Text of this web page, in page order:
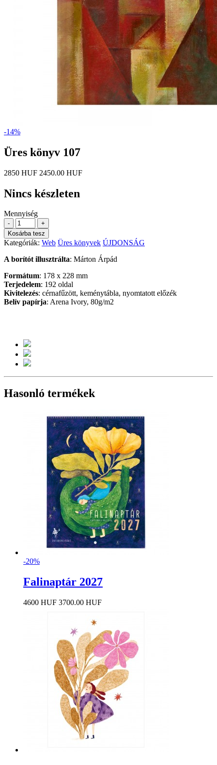
-14%
Üres könyv 107
2850 HUF 2450.00 HUF
Nincs készleten
Mennyiség
-
+
Kosárba tesz
Kategóriák: Web Üres könyvek ÚJDONSÁG
A borítót illusztrálta: Márton Árpád
Formátum: 178 x 228 mm
Terjedelem: 192 oldal
Kivitelezés: cérnafűzött, keménytábla, nyomtatott előzék
Belív papírja: Arena Ivory, 80g/m2
Hasonló termékek
-20%
Falinaptár 2027
4600 HUF 3700.00 HUF